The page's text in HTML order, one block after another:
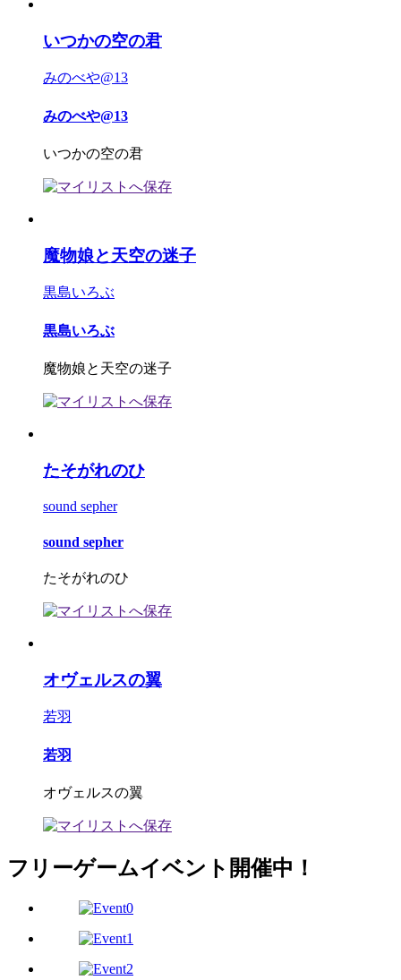
いつかの空の君
みのべや@13
みのべや@13
いつかの空の君
魔物娘と天空の迷子
黒島いろぶ
黒島いろぶ
魔物娘と天空の迷子
たそがれのひ
sound sepher
sound sepher
たそがれのひ
オヴェルスの翼
若羽
若羽
オヴェルスの翼
フリーゲームイベント開催中！